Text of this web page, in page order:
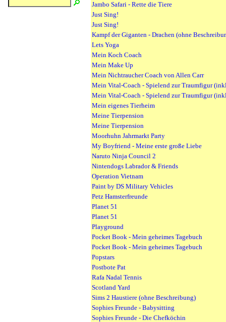
Jambo Safari - Rette die Tiere
Just Sing!
Just Sing!
Kampf der Giganten - Drachen (ohne
Lets Yoga
Mein Koch Coach
Mein Make Up
Mein Nichtraucher Coach von Allen Carr
Mein Vital-Coach - Spielend zur Traumfigur
Mein Vital-Coach - Spielend zur Traumfigur
Mein eigenes Tierheim
Meine Tierpension
Meine Tierpension
Moorhuhn Jahrmarkt Party
My Boyfriend - Meine erste große Liebe
Naruto Ninja Council 2
Nintendogs Labrador & Friends
Operation Vietnam
Paint by DS Military Vehicles
Petz Hamsterfreunde
Planet 51
Planet 51
Playground
Pocket Book - Mein geheimes Tagebuch
Pocket Book - Mein geheimes Tagebuch
Popstars
Postbote Pat
Rafa Nadal Tennis
Scotland Yard
Sims 2 Haustiere (ohne Beschreibung)
Sophies Freunde - Babysitting
Sophies Freunde - Die Chefköchin